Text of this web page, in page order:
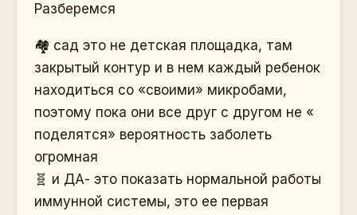
Разберемся
🏘️ сад это не детская площадка, там
закрытый контур и в нем каждый ребенок
находиться со «своими» микробами,
поэтому пока они все друг с другом не «
поделятся» вероятность заболеть
огромная
🧬 и ДА- это показать нормальной работы
иммунной системы, это ее первая